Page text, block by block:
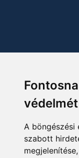
védelmét
A böngészési
szabott